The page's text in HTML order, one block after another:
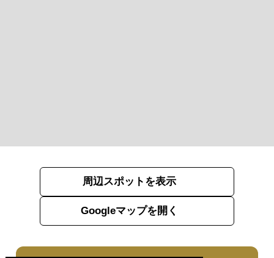
周辺スポットを表示
Googleマップを開く